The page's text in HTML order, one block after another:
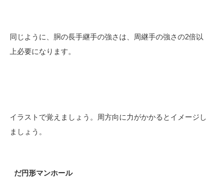
同じように、胴の長手継手の強さは、周継手の強さの2倍以
上必要になります。
イラストで覚えましょう。周方向に力がかかるとイメージし
ましょう。
だ円形マンホール